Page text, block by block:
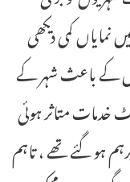
کمی دیکھی
کے باعث شہر کے
خدمات متاثر ہوئی
ہو گئے تھے ، تاہم